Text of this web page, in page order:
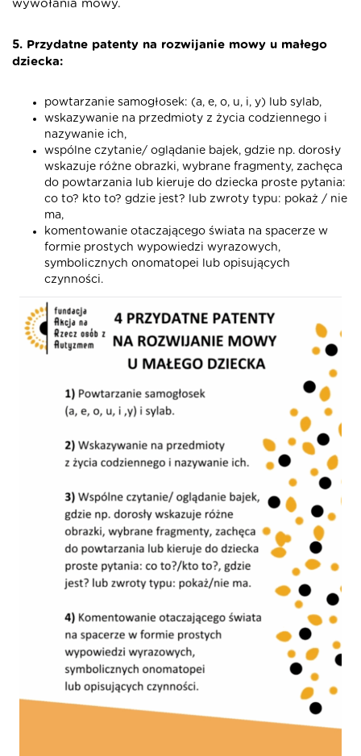
wywołania mowy.
5. Przydatne patenty na rozwijanie mowy u małego
dziecka:
powtarzanie samogłosek: (a, e, o, u, i, y) lub sylab,
wskazywanie na przedmioty z życia codziennego i
nazywanie ich,
wspólne czytanie/ oglądanie bajek, gdzie np. dorosły
wskazuje różne obrazki, wybrane fragmenty, zachęca
do powtarzania lub kieruje do dziecka proste pytania:
co to? kto to? gdzie jest? lub zwroty typu: pokaż / nie
ma,
komentowanie otaczającego świata na spacerze w
formie prostych wypowiedzi wyrazowych,
symbolicznych onomatopei lub opisujących
czynności.